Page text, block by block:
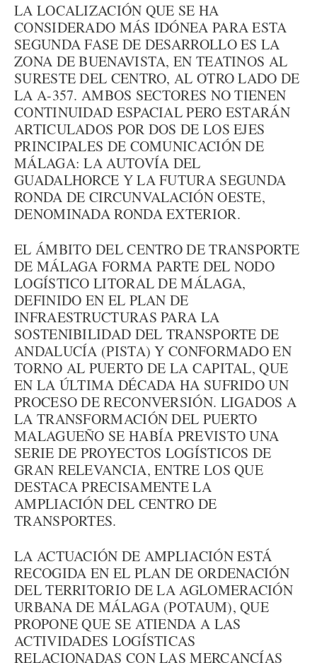
LA LOCALIZACIÓN QUE SE HA
CONSIDERADO MÁS IDÓNEA PARA ESTA
SEGUNDA FASE DE DESARROLLO ES LA
ZONA DE BUENAVISTA, EN TEATINOS AL
SURESTE DEL CENTRO, AL OTRO LADO DE
LA A-357. AMBOS SECTORES NO TIENEN
CONTINUIDAD ESPACIAL PERO ESTARÁN
ARTICULADOS POR DOS DE LOS EJES
PRINCIPALES DE COMUNICACIÓN DE
MÁLAGA: LA AUTOVÍA DEL
GUADALHORCE Y LA FUTURA SEGUNDA
RONDA DE CIRCUNVALACIÓN OESTE,
DENOMINADA RONDA EXTERIOR.
EL ÁMBITO DEL CENTRO DE TRANSPORTE
DE MÁLAGA FORMA PARTE DEL NODO
LOGÍSTICO LITORAL DE MÁLAGA,
DEFINIDO EN EL PLAN DE
INFRAESTRUCTURAS PARA LA
SOSTENIBILIDAD DEL TRANSPORTE DE
ANDALUCÍA (PISTA) Y CONFORMADO EN
TORNO AL PUERTO DE LA CAPITAL, QUE
EN LA ÚLTIMA DÉCADA HA SUFRIDO UN
PROCESO DE RECONVERSIÓN. LIGADOS A
LA TRANSFORMACIÓN DEL PUERTO
MALAGUEÑO SE HABÍA PREVISTO UNA
SERIE DE PROYECTOS LOGÍSTICOS DE
GRAN RELEVANCIA, ENTRE LOS QUE
DESTACA PRECISAMENTE LA
AMPLIACIÓN DEL CENTRO DE
TRANSPORTES.
LA ACTUACIÓN DE AMPLIACIÓN ESTÁ
RECOGIDA EN EL PLAN DE ORDENACIÓN
DEL TERRITORIO DE LA AGLOMERACIÓN
URBANA DE MÁLAGA (POTAUM), QUE
PROPONE QUE SE ATIENDA A LAS
ACTIVIDADES LOGÍSTICAS
RELACIONADAS CON LAS MERCANCÍAS